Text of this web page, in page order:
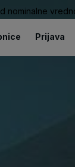
nominalne
Prijava